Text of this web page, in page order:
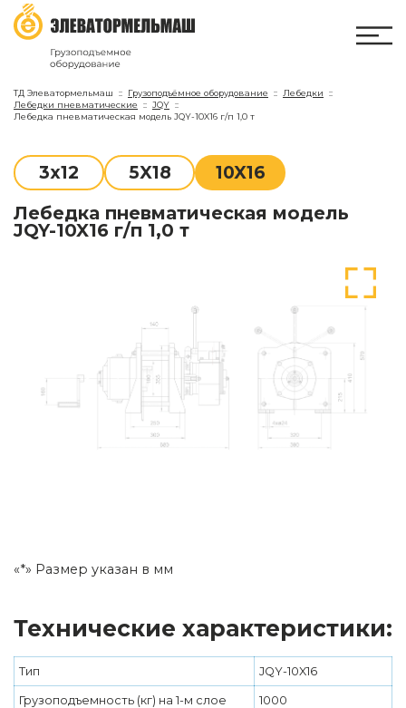
ТД Элеватормельмаш Грузоподъёмное оборудование
Лебедки
Лебедки пневматические
JQY
Лебедка пневматическая модель JQY-10X16 г/п 1,0 т
3x12 5X18 10X16
Лебедка пневматическая модель
JQY-10X16 г/п 1,0 т
«*» Размер указан в мм
Технические характеристики:
Тип JQY-10X16
Грузоподъемность (кг) на 1-м слое 1000